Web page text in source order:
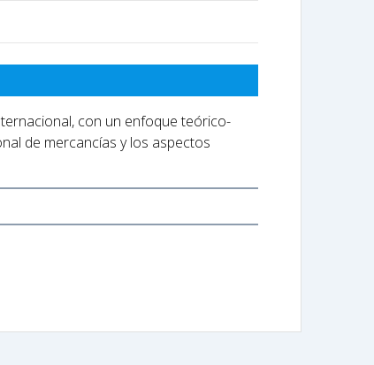
con un enfoque teórico-
de mercancías y los aspectos